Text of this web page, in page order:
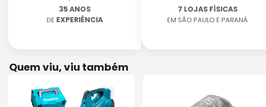
35 ANOS
DE EXPERIÊNCIA
7 LOJAS FÍSICAS
EM SÃO PAULO E PARANÁ
Quem viu, viu também